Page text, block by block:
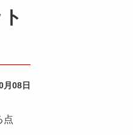
月08日
点